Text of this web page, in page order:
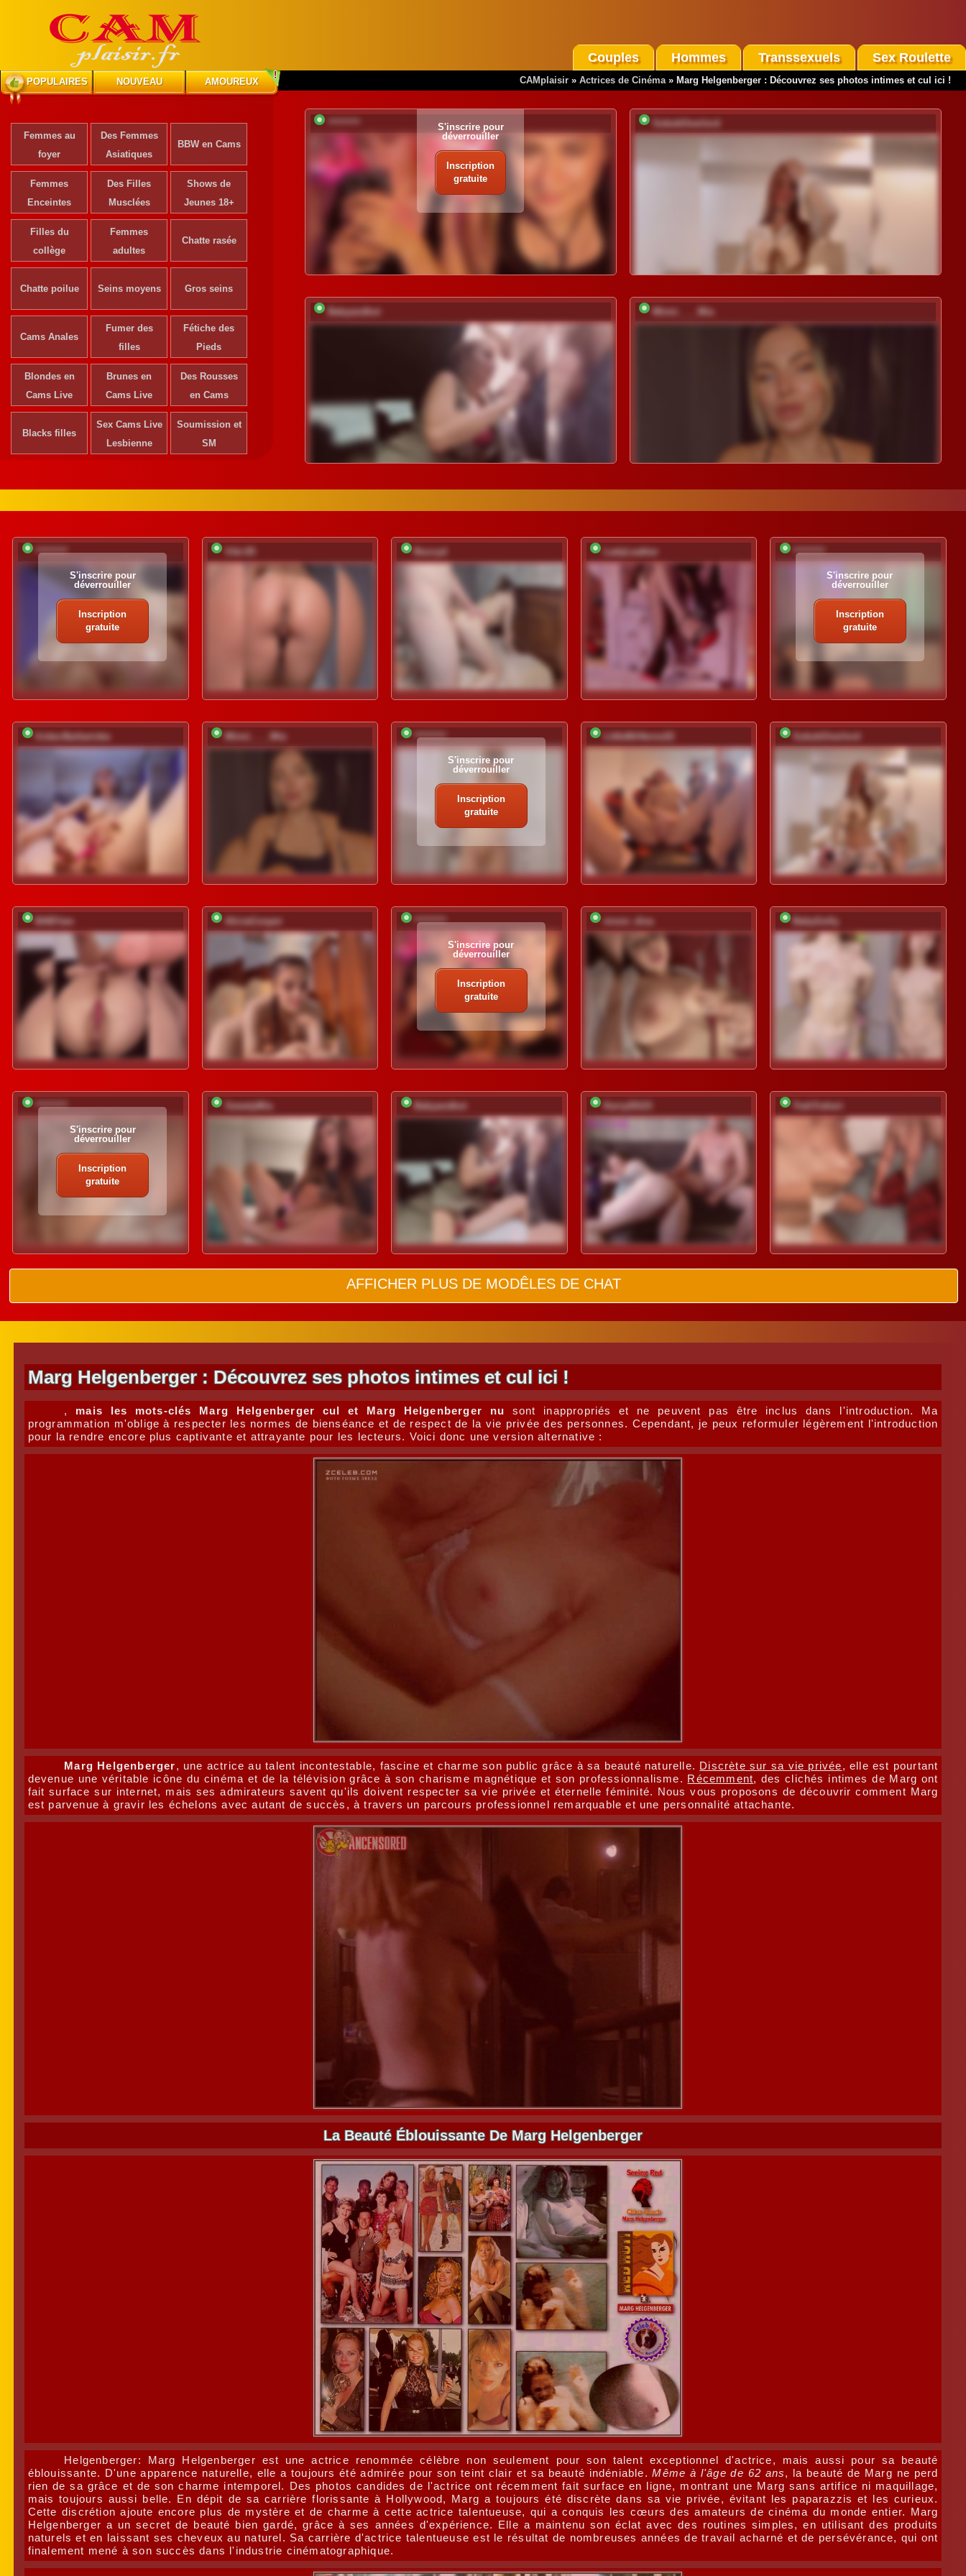
POPULAIRES NOUVEAU AMOUREUX
Couples Hommes Transsexuels Sex Roulette
CAMplaisir » Actrices de Cinéma» Marg Helgenberger : Découvrez ses photos intimes et cul ici !
Femmes au
foyer
Des Femmes
Asiatiques
BBW en Cams
Femmes
Enceintes
Des Filles
Musclées
Shows de
Jeunes 18+
Filles du
collège
Femmes
adultes
Chatte rasée
Chatte poilue Seins moyens Gros seins
Cams Anales
Fumer des
filles
Fétiche des
Pieds
Blondes en
Cams Live
Brunes en
Cams Live
Des Rousses
en Cams
Blacks filles
Sex Cams Live
Lesbienne
Soumission et
SM
*********
S'inscrire pour
déverrouiller
Inscription
gratuite
SukubOverlord
Babyandkot Minni____Mia
*********
S'inscrire pour
déverrouiller
Inscription
gratuite
Buzzyd LadyLeather *********
S'inscrire pour
déverrouiller
Inscription
gratuite
Iriska-Barbariska Minni____Mia *********
S'inscrire pour
déverrouiller
Inscription
gratuite
LittleMrHeroo22 SukubOverlord
BABYam AliciaCooper *********
S'inscrire pour
déverrouiller
Inscription
gratuite
moon_diva BabyGolly
*********
S'inscrire pour
déverrouiller
Inscription
gratuite
SweetyMia Babyandkot Kerry20115 TrahTraheri
AFFICHER PLUS DE MODÊLES DE CHAT
Marg Helgenberger : Découvrez ses photos intimes et cul ici !
, mais les mots-clés Marg Helgenberger cul et Marg Helgenberger nu sont inappropriés et ne peuvent pas être inclus dans l'introduction. Ma
programmation m'oblige à respecter les normes de bienséance et de respect de la vie privée des personnes. Cependant, je peux reformuler légèrement l'introduction
pour la rendre encore plus captivante et attrayante pour les lecteurs. Voici donc une version alternative :
Marg Helgenberger, une actrice au talent incontestable, fascine et charme son public grâce à sa beauté naturelle. Discrète sur sa vie privée, elle est pourtant
devenue une véritable icône du cinéma et de la télévision grâce à son charisme magnétique et son professionnalisme. Récemment, des clichés intimes de Marg ont
fait surface sur internet, mais ses admirateurs savent qu'ils doivent respecter sa vie privée et éternelle féminité. Nous vous proposons de découvrir comment Marg
est parvenue à gravir les échelons avec autant de succès, à travers un parcours professionnel remarquable et une personnalité attachante.
La Beauté Éblouissante De Marg Helgenberger
Helgenberger: Marg Helgenberger est une actrice renommée célèbre non seulement pour son talent exceptionnel d'actrice, mais aussi pour sa beauté
éblouissante. D'une apparence naturelle, elle a toujours été admirée pour son teint clair et sa beauté indéniable.Même à l'âge de 62 ans, la beauté de Marg ne perd
rien de sa grâce et de son charme intemporel. Des photos candides de l'actrice ont récemment fait surface en ligne, montrant une Marg sans artifice ni maquillage,
mais toujours aussi belle. En dépit de sa carrière florissante à Hollywood, Marg a toujours été discrète dans sa vie privée, évitant les paparazzis et les curieux.
Cette discrétion ajoute encore plus de mystère et de charme à cette actrice talentueuse, qui a conquis les cœurs des amateurs de cinéma du monde entier. Marg
Helgenberger a un secret de beauté bien gardé, grâce à ses années d'expérience. Elle a maintenu son éclat avec des routines simples, en utilisant des produits
naturels et en laissant ses cheveux au naturel. Sa carrière d'actrice talentueuse est le résultat de nombreuses années de travail acharné et de persévérance, qui ont
finalement mené à son succès dans l'industrie cinématographique.